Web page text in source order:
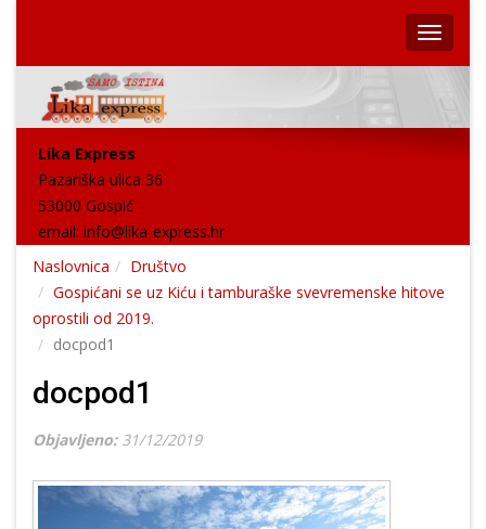
Lika Express
Pazariška ulica 36
53000 Gospić
email: info@lika-express.hr
Naslovnica
Društvo
Gospićani se uz Kiću i tamburaške svevremenske hitove
oprostili od 2019.
docpod1
docpod1
Objavljeno: 31/12/2019